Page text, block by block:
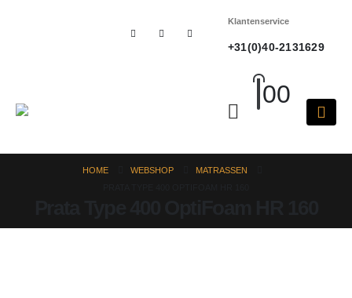
Klantenservice
+31(0)40-2131629
00
HOME WEBSHOP
MATRASSEN